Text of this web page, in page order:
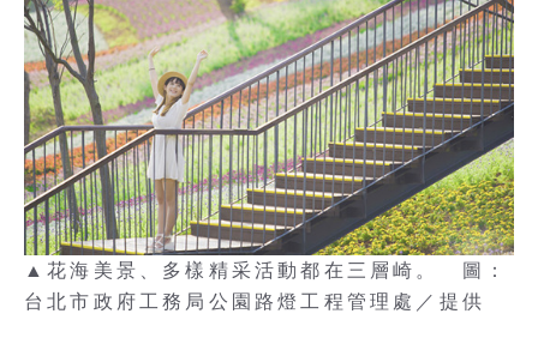
▲花海美景、多樣精采活動都在三層崎。 圖：
台北市政府工務局公園路燈工程管理處／提供